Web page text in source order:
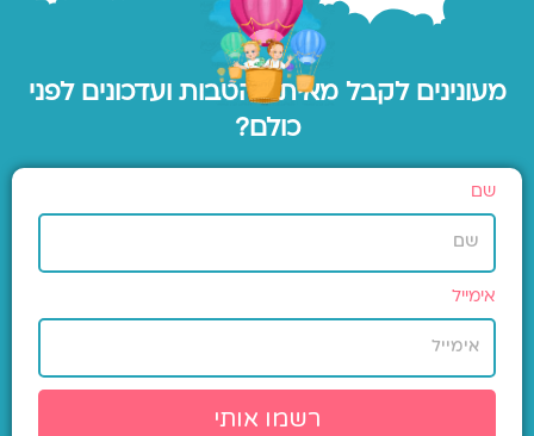
מעונינים לקבל מאיתנו הטבות ועדכונים לפני
כולם?
שם
אימייל
רשמו אותי